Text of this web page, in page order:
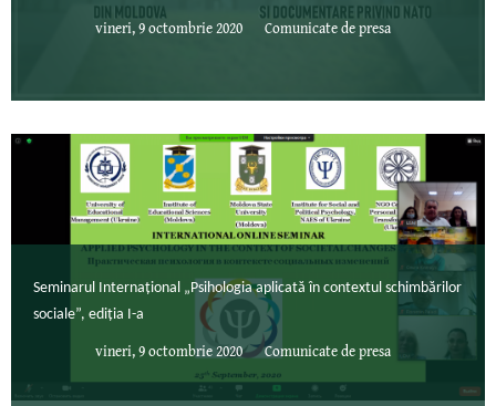
vineri, 9 octombrie 2020 Comunicate de presa
Seminarul Internaţional „Psihologia aplicată în contextul schimbărilor
sociale”, ediţia I-a
vineri, 9 octombrie 2020 Comunicate de presa